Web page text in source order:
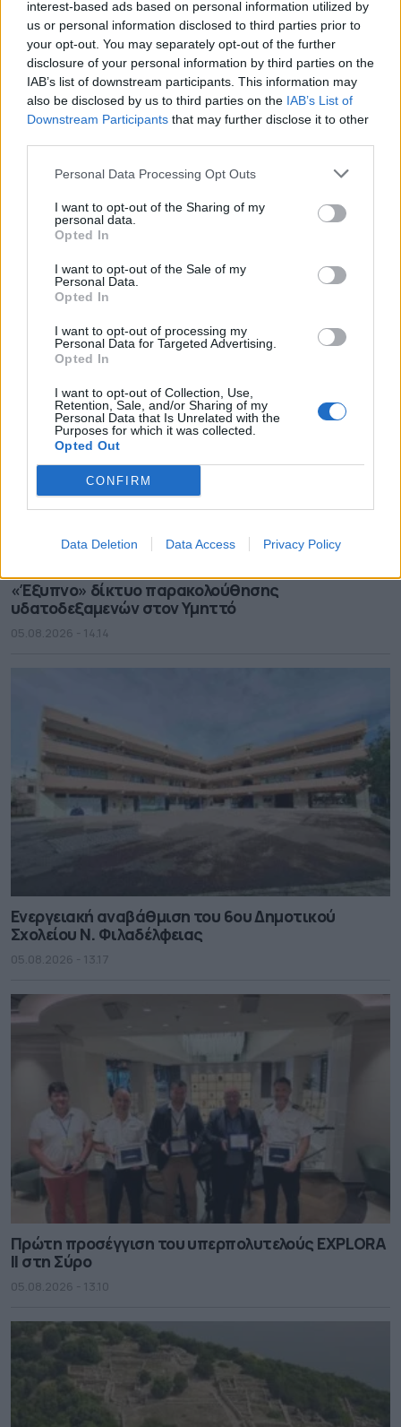
interest-based ads based on personal information utilized by
us or personal information disclosed to third parties prior to
your opt-out. You may separately opt-out of the further
disclosure of your personal information by third parties on the
IAB’s list of downstream participants. This information may
also be disclosed by us to third parties on the IAB’s List of
Downstream Participants that may further disclose it to other
Personal Data Processing Opt Outs
I want to opt-out of the Sharing of my
personal data.
Opted In
I want to opt-out of the Sale of my
Personal Data.
Opted In
I want to opt-out of processing my
Personal Data for Targeted Advertising.
Opted In
I want to opt-out of Collection, Use,
Retention, Sale, and/or Sharing of my
Personal Data that Is Unrelated with the
Purposes for which it was collected.
Opted Out
CONFIRM
Data Deletion Data Access Privacy Policy
Συνάντηση Μητσοτάκη με Αγγελούδη: “Το 2030 θα
έχουμε μία καινούργια ΔΕΘ”
05.08.2026 - 14.26
«Έξυπνο» δίκτυο παρακολούθησης
υδατοδεξαμενών στον Υμηττό
05.08.2026 - 14.14
Ενεργειακή αναβάθμιση του 6ου Δημοτικού
Σχολείου Ν. Φιλαδέλφειας
05.08.2026 - 13.17
Πρώτη προσέγγιση του υπερπολυτελούς EXPLORA
II στη Σύρο
05.08.2026 - 13.10